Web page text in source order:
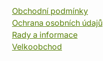
Obchodní podmínky
Ochrana osobních údajů
Rady a informace
Velkoobchod